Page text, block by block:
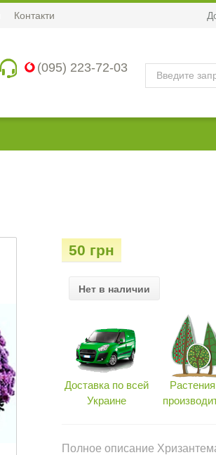
Контакти
(095) 223-72-03
50 грн
Нет в наличии
Доставка по всей
Украине
Полное описание